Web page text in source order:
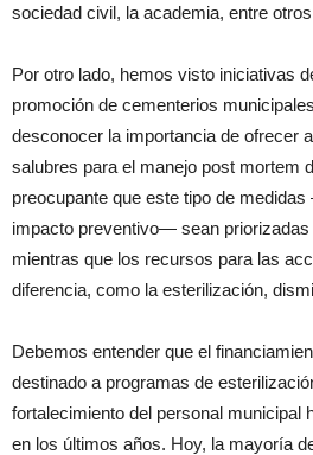
sociedad civil, la academia, entre
Por otro lado, hemos visto iniciativas
promoción de cementerios
desconocer la importancia de ofrecer
salubres para el manejo post mortem
preocupante que este tipo de
impacto preventivo— sean priorizadas
mientras que los recursos para las
diferencia, como la esterilización,
Debemos entender que el
destinado a programas de
fortalecimiento del personal municipal
en los últimos años. Hoy, la mayoría